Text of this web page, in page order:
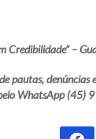
Credibilidade” –
pautas, denúncias
WhatsApp (45)